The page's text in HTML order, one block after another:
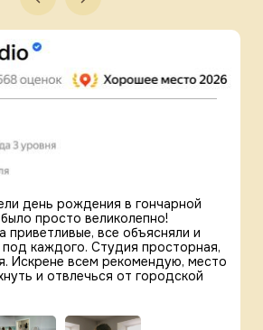
день рождения в гончарной
просто великолепно!
приветливые, все объясняли и
каждого. Студия просторная,
Искрене всем рекомендую, место
и отвлечься от городской